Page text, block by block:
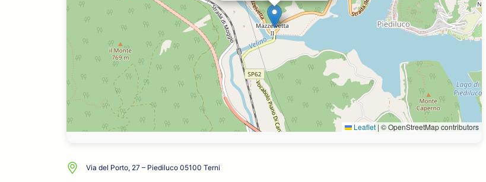
Leaflet | © OpenStreetMap contributors
Via del Porto, 27 – Piediluco 05100 Terni